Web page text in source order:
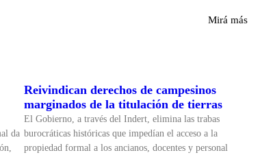
Mirá más
da
Reivindican derechos de campesinos
marginados de la titulación de tierras
El Gobierno, a través del Indert, elimina las trabas
burocráticas históricas que impedían el acceso a la
propiedad formal a los ancianos, docentes y personal